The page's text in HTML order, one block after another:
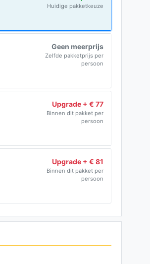
Huidige pakketkeuze
Geen meerprijs
Zelfde pakketprijs per
persoon
Upgrade + € 77
Binnen dit pakket per
persoon
Upgrade + € 81
Binnen dit pakket per
persoon